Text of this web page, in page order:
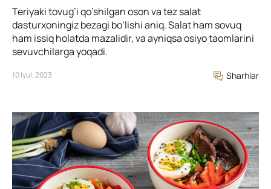
Teriyaki tovug’i qo’shilgan oson va tez salat
dasturxoningiz bezagi bo’lishi aniq. Salat ham sovuq
ham issiq holatda mazalidir, va ayniqsa osiyo taomlarini
sevuvchilarga yoqadi.
10 Iyul, 2023 Sharhlar